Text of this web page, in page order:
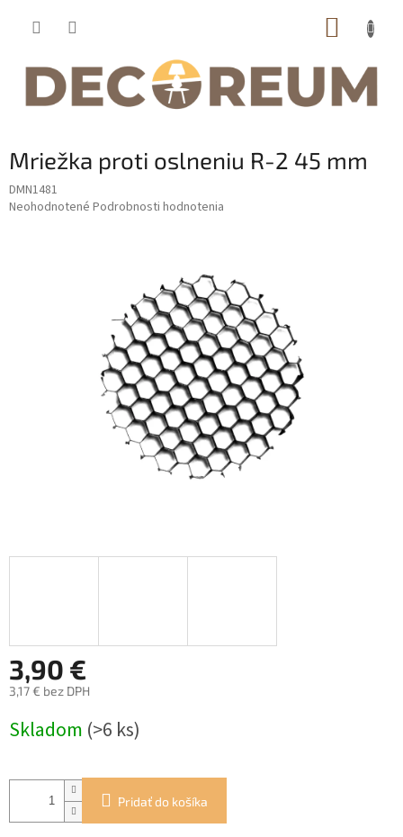
Mriežka proti oslneniu R-2 45 mm
DMN1481
Priemerné
Neohodnotené Podrobnosti hodnotenia
3,90 €
3,17 € bez DPH
cena:
Skladom (>6 ks)
Pridať do košíka